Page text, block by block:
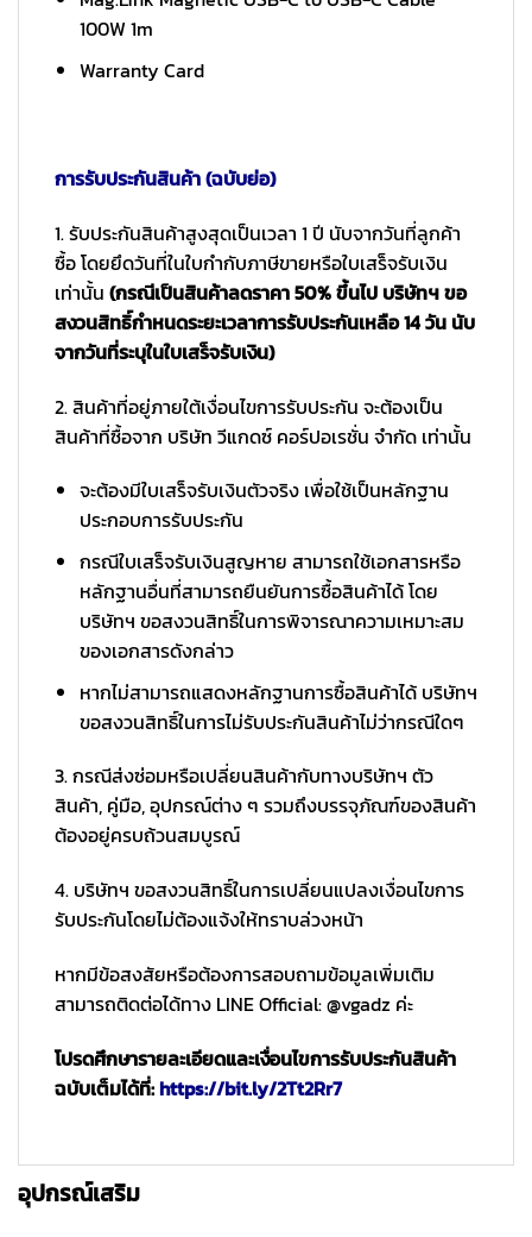
100W 1m
Warranty Card
การรับประกันสินค้า (ฉบับย่อ)
1. รับประกันสินค้าสูงสุดเป็นเวลา 1 ปี นับจากวันที่ลูกค้า
ซื้อ โดยยึดวันที่ในใบกำกับภาษีขายหรือใบเสร็จรับเงิน
เท่านั้น (กรณีเป็นสินค้าลดราคา 50% ขึ้นไป บริษัทฯ ขอ
สงวนสิทธิ์กำหนดระยะเวลาการรับประกันเหลือ 14 วัน นับ
จากวันที่ระบุในใบเสร็จรับเงิน)
2. สินค้าที่อยู่ภายใต้เงื่อนไขการรับประกัน จะต้องเป็น
สินค้าที่ซื้อจาก บริษัท วีแกดซ์ คอร์ปอเรชั่น จำกัด เท่านั้น
จะต้องมีใบเสร็จรับเงินตัวจริง เพื่อใช้เป็นหลักฐาน
ประกอบการรับประกัน
กรณีใบเสร็จรับเงินสูญหาย สามารถใช้เอกสารหรือ
หลักฐานอื่นที่สามารถยืนยันการซื้อสินค้าได้ โดย
บริษัทฯ ขอสงวนสิทธิ์ในการพิจารณาความเหมาะสม
ของเอกสารดังกล่าว
หากไม่สามารถแสดงหลักฐานการซื้อสินค้าได้ บริษัทฯ
ขอสงวนสิทธิ์ในการไม่รับประกันสินค้าไม่ว่ากรณีใดๆ
3. กรณีส่งซ่อมหรือเปลี่ยนสินค้ากับทางบริษัทฯ ตัว
สินค้า, คู่มือ, อุปกรณ์ต่าง ๆ รวมถึงบรรจุภัณฑ์ของสินค้า
ต้องอยู่ครบถ้วนสมบูรณ์
4. บริษัทฯ ขอสงวนสิทธิ์ในการเปลี่ยนแปลงเงื่อนไขการ
รับประกันโดยไม่ต้องแจ้งให้ทราบล่วงหน้า
หากมีข้อสงสัยหรือต้องการสอบถามข้อมูลเพิ่มเติม
สามารถติดต่อได้ทาง LINE Official: @vgadz ค่ะ
โปรดศึกษารายละเอียดและเงื่อนไขการรับประกันสินค้า
ฉบับเต็มได้ที่:https://bit.ly/2Tt2Rr7
อุปกรณ์เสริม